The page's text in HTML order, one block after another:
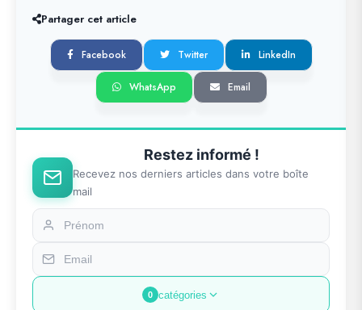
Partager cet article
Facebook Twitter LinkedIn
WhatsApp Email
Restez informé !
Recevez nos derniers articles dans votre boîte
mail
0 catégories